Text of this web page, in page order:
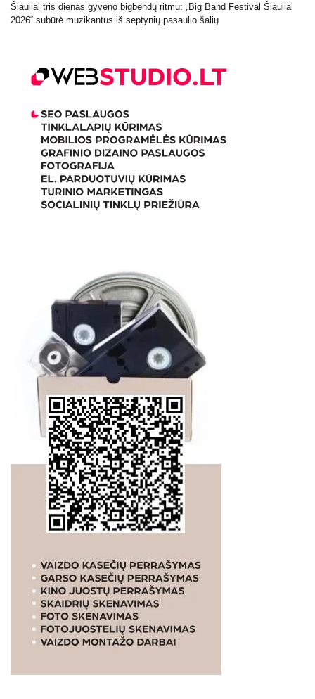
Šiauliai tris dienas gyveno bigbendų ritmu: „Big Band Festival Šiauliai
2026“ subūrė muzikantus iš septynių pasaulio šalių